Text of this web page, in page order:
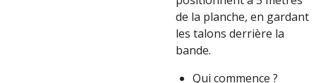
de la planche, en gardant
les talons derrière la
bande.
Qui commence ?